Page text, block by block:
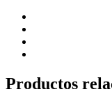
Productos